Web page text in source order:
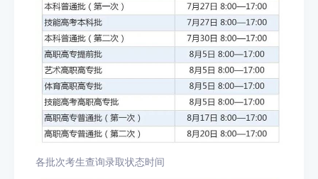
各批次考生查询录取状态时间